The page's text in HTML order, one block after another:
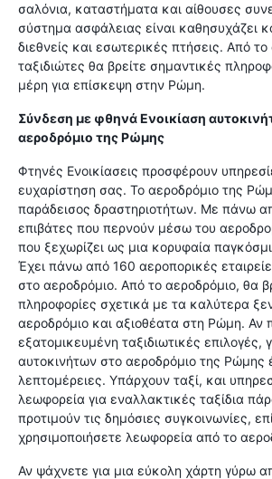
σαλόνια, καταστήματα και αίθουσες
σύστημα ασφάλειας είναι καθησυχάζει
διεθνείς και εσωτερικές πτήσεις. Από το
ταξιδιώτες θα βρείτε σημαντικές
μέρη για επίσκεψη στην Ρώμη.
Σύνδεση με φθηνά Ενοικίαση
αεροδρόμιο της Ρώμης
Φτηνές Ενοικίασεις προσφέρουν
ευχαρίστηση σας. Το αεροδρόμιο της
παράδεισος δραστηριοτήτων. Με πάνω
επιβάτες που περνούν μέσω του
που ξεχωρίζει ως μια κορυφαία
Έχει πάνω από 160 αεροπορικές
στο αεροδρόμιο. Από το αεροδρόμιο, θα
πληροφορίες σχετικά με τα καλύτερα
αεροδρόμιο και αξιοθέατα στη Ρώμη. Αν
εξατομικευμένη ταξιδιωτικές επιλογές,
αυτοκινήτων στο αεροδρόμιο της Ρώμης
λεπτομέρειες. Υπάρχουν ταξί, και
λεωφορεία για εναλλακτικές ταξίδια
προτιμούν τις δημόσιες συγκοινωνίες,
χρησιμοποιήσετε λεωφορεία από το
Αν ψάχνετε για μια εύκολη χάρτη γύρω